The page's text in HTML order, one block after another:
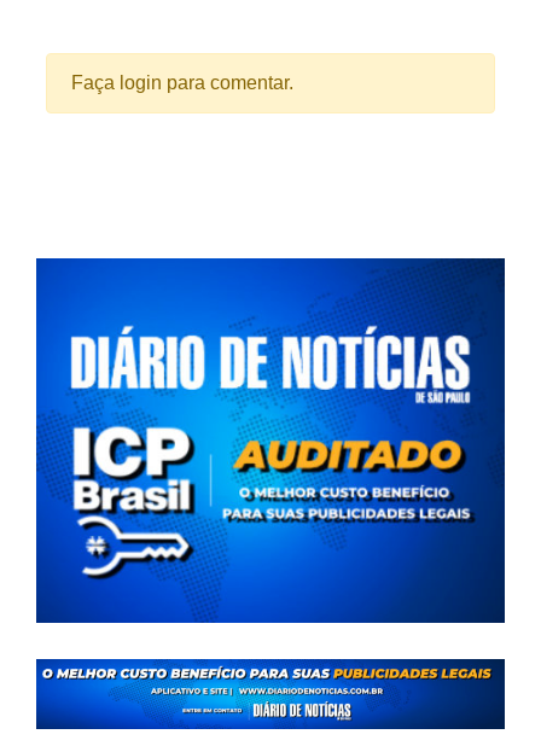
Faça login para comentar.